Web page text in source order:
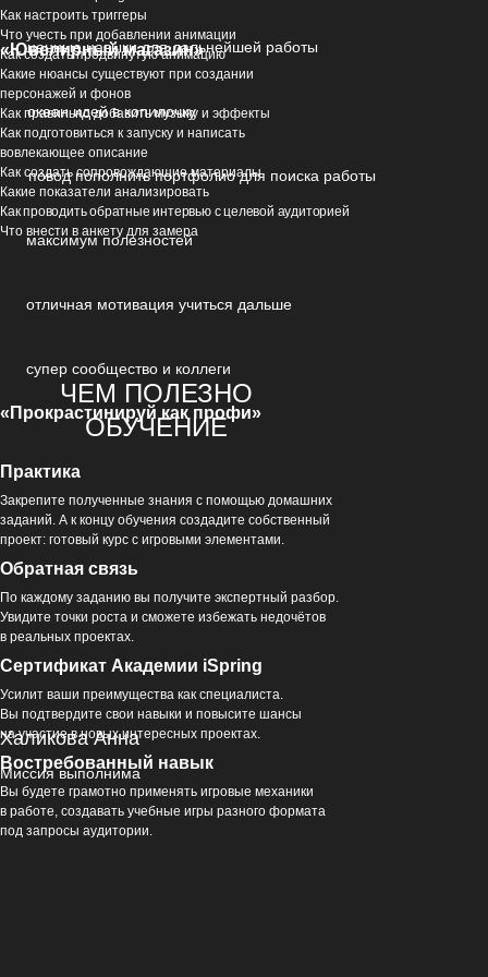
Как настроить триггеры
Что учесть при добавлении анимации
Как создать продвинутую анимацию
Какие нюансы существуют при создании
персонажей и фонов
Как правильно добавить музыку и эффекты
Как подготовиться к запуску и написать
вовлекающее описание
Как создать сопровождающие материалы
Какие показатели анализировать
Как проводить обратные интервью с целевой аудиторией
Что внести в анкету для замера
«Ювелирный магазин»
«Прокрастинируй как профи»
Халикова Анна
Миссия выполнима
ценные навыки для дальнейшей работы
океан идей в копилочку
повод пополнить портфолио для поиска работы
максимум полезностей
отличная мотивация учиться дальше
супер сообщество и коллеги
ЧЕМ ПОЛЕЗНО
ОБУЧЕНИЕ
Практика
Закрепите полученные знания с помощью домашних
заданий. А к концу обучения создадите собственный
проект: готовый курс с игровыми элементами.
Обратная связь
По каждому заданию вы получите экспертный разбор.
Увидите точки роста и сможете избежать недочётов
в реальных проектах.
Сертификат Академии iSpring
Усилит ваши преимущества как специалиста.
Вы подтвердите свои навыки и повысите шансы
на участие в новых интересных проектах.
Востребованный навык
Вы будете грамотно применять игровые механики
в работе, создавать учебные игры разного формата
под запросы аудитории.